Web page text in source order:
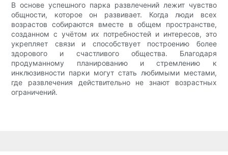
В основе успешного парка развлечений лежит чувство
общности, которое он развивает. Когда люди всех
возрастов собираются вместе в общем пространстве,
созданном с учётом их потребностей и интересов, это
укрепляет связи и способствует построению более
здорового и счастливого общества. Благодаря
продуманному планированию и стремлению к
инклюзивности парки могут стать любимыми местами,
где развлечения действительно не знают возрастных
ограничений.